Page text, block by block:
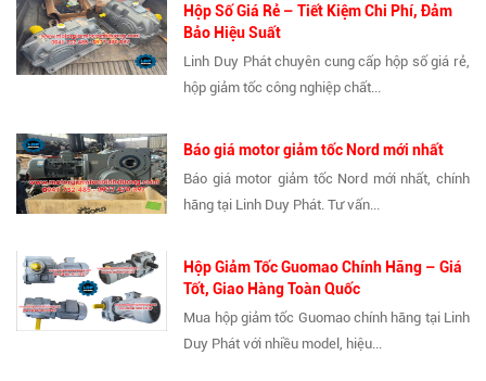
Hộp Số Giá Rẻ – Tiết Kiệm Chi Phí, Đảm
Bảo Hiệu Suất
Linh Duy Phát chuyên cung cấp hộp số giá rẻ,
hộp giảm tốc công nghiệp chất...
Báo giá motor giảm tốc Nord mới nhất
Báo giá motor giảm tốc Nord mới nhất, chính
hãng tại Linh Duy Phát. Tư vấn...
Hộp Giảm Tốc Guomao Chính Hãng – Giá
Tốt, Giao Hàng Toàn Quốc
Mua hộp giảm tốc Guomao chính hãng tại Linh
Duy Phát với nhiều model, hiệu...